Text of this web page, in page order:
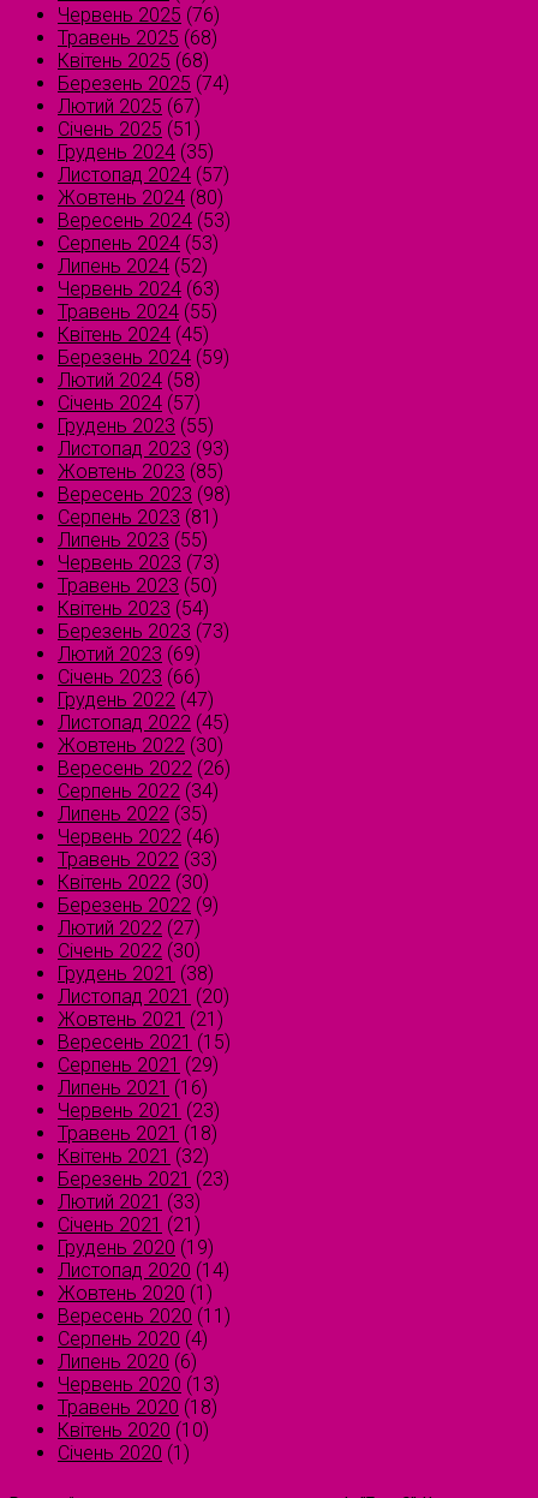
Червень 2025 (76)
Травень 2025 (68)
Квітень 2025 (68)
Березень 2025 (74)
Лютий 2025 (67)
Січень 2025 (51)
Грудень 2024 (35)
Листопад 2024 (57)
Жовтень 2024 (80)
Вересень 2024 (53)
Серпень 2024 (53)
Липень 2024 (52)
Червень 2024 (63)
Травень 2024 (55)
Квітень 2024 (45)
Березень 2024 (59)
Лютий 2024 (58)
Січень 2024 (57)
Грудень 2023 (55)
Листопад 2023 (93)
Жовтень 2023 (85)
Вересень 2023 (98)
Серпень 2023 (81)
Липень 2023 (55)
Червень 2023 (73)
Травень 2023 (50)
Квітень 2023 (54)
Березень 2023 (73)
Лютий 2023 (69)
Січень 2023 (66)
Грудень 2022 (47)
Листопад 2022 (45)
Жовтень 2022 (30)
Вересень 2022 (26)
Серпень 2022 (34)
Липень 2022 (35)
Червень 2022 (46)
Травень 2022 (33)
Квітень 2022 (30)
Березень 2022 (9)
Лютий 2022 (27)
Січень 2022 (30)
Грудень 2021 (38)
Листопад 2021 (20)
Жовтень 2021 (21)
Вересень 2021 (15)
Серпень 2021 (29)
Липень 2021 (16)
Червень 2021 (23)
Травень 2021 (18)
Квітень 2021 (32)
Березень 2021 (23)
Лютий 2021 (33)
Січень 2021 (21)
Грудень 2020 (19)
Листопад 2020 (14)
Жовтень 2020 (1)
Вересень 2020 (11)
Серпень 2020 (4)
Липень 2020 (6)
Червень 2020 (13)
Травень 2020 (18)
Квітень 2020 (10)
Січень 2020 (1)